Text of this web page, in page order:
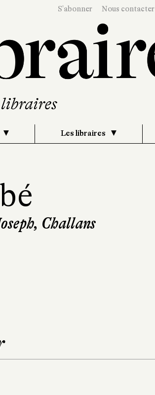
S'abonner Nous contacter
Les libraires
Challans